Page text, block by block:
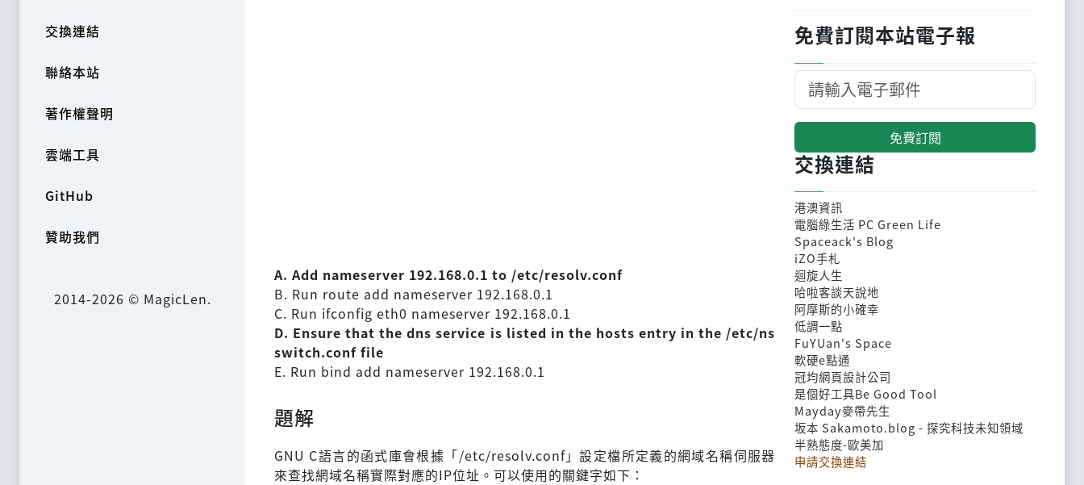
交換連結
聯絡本站
著作權聲明
雲端工具
GitHub
贊助我們
2014-2026 © MagicLen.
A. Add nameserver 192.168.0.1 to /etc/resolv.conf
B. Run route add nameserver 192.168.0.1
C. Run ifconfig eth0 nameserver 192.168.0.1
D. Ensure that the dns service is listed in the hosts entry in the /etc/ns
switch.conf file
E. Run bind add nameserver 192.168.0.1
題解
GNU C語言的函式庫會根據「/etc/resolv.conf」設定檔所定義的網域名稱伺服器
來查找網域名稱實際對應的IP位址。可以使用的關鍵字如下：
免費訂閱本站電子報
免費訂閱
交換連結
港澳資訊
電腦綠生活 PC Green Life
Spaceack's Blog
iZO手札
迴旋人生
哈啦客談天說地
阿摩斯的小確幸
低調一點
FuYUan's Space
軟硬e點通
冠均網頁設計公司
是個好工具Be Good Tool
Mayday麥帶先生
坂本 Sakamoto.blog - 探究科技未知領域
半熟態度-歐美加
申請交換連結